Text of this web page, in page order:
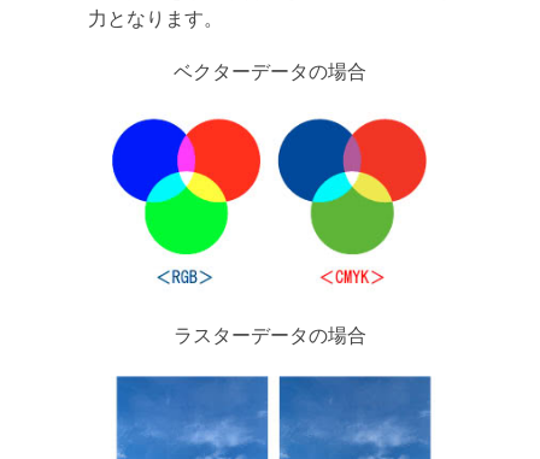
力となります。
ベクターデータの場合
ラスターデータの場合